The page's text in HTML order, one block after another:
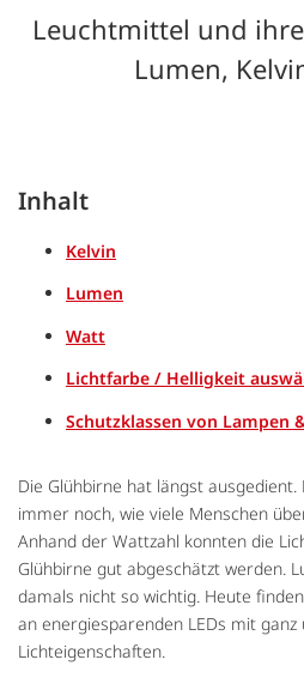
Leuchtmittel und
Lumen,
Inhalt
Kelvin
Lumen
Watt
Lichtfarbe / Helligkeit
Schutzklassen von Lampen
Die Glühbirne hat längst
immer noch, wie viele Menschen
Anhand der Wattzahl konnten die
Glühbirne gut abgeschätzt werden.
damals nicht so wichtig. Heute
an energiesparenden LEDs mit
Lichteigenschaften.